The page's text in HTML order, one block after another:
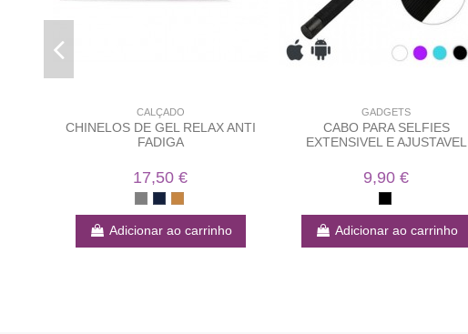
CALÇADO
CHINELOS DE GEL RELAX ANTI
FADIGA
17,50 €
Adicionar ao carrinho
GADGETS
CABO PARA SELFIES
EXTENSIVEL E AJUSTAVEL
9,90 €
Adicionar ao carrinho